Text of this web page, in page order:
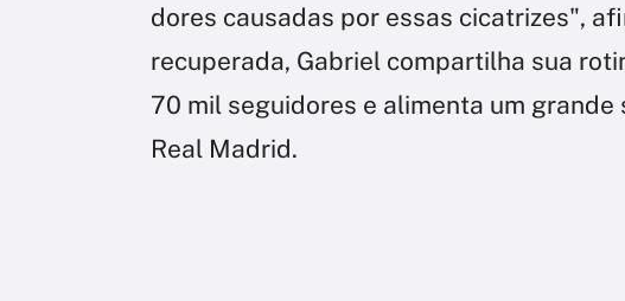
dores causadas por essas cicatrizes",
recuperada, Gabriel compartilha sua
70 mil seguidores e alimenta um
Real Madrid.